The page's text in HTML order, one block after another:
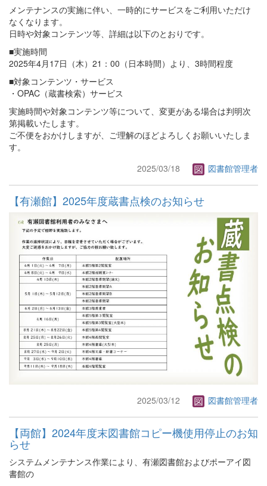
メンテナンスの実施に伴い、一時的にサービスをご利用いただけ
なくなります。
日時や対象コンテンツ等、詳細は以下のとおりです。
■実施時間
2025年4月17日（木）21：00（日本時間）より、3時間程度
■対象コンテンツ・サービス
・OPAC（蔵書検索）サービス
実施時間や対象コンテンツ等について、変更がある場合は判明次
第掲載いたします。
ご不便をおかけしますが、ご理解のほどよろしくお願いいたしま
す。
2025/03/18
図書館管理者
【有瀬館】2025年度蔵書点検のお知らせ
2025/03/12 図書館管理者
【両館】2024年度末図書館コピー機使用停止のお知
らせ
システムメンテナンス作業により、有瀬図書館およびポーアイ図
書館の